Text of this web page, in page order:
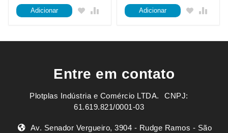
Adicionar Adicionar
Entre em contato
Plotplas Indústria e Comércio LTDA. ㅤㅤㅤ CNPJ:
61.619.821/0001-03
Av. Senador Vergueiro, 3904 - Rudge Ramos - São